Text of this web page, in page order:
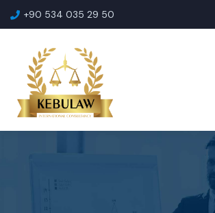
+90 534 035 29 50